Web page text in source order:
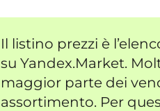
Il listino prezzi è
su Yandex.Market.
maggior parte dei
assortimento. Per